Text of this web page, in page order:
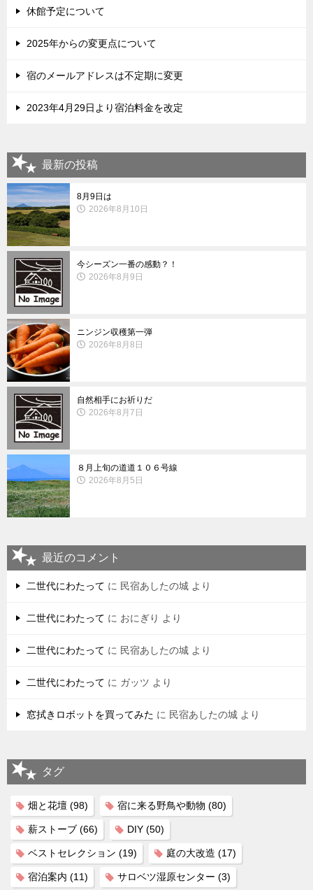
休館予定について
2025年からの変更点について
宿のメールアドレスは不定期に変更
2023年4月29日より宿泊料金を改定
最新の投稿
8月9日は
2026年8月10日
今シーズン一番の感動？！
2026年8月9日
ニンジン収穫第一弾
2026年8月8日
自然相手にお祈りだ
2026年8月7日
８月上旬の道道１０６号線
2026年8月5日
最近のコメント
二世代にわたって に 民宿あしたの城 より
二世代にわたって に おにぎり より
二世代にわたって に 民宿あしたの城 より
二世代にわたって に ガッツ より
窓拭きロボットを買ってみた に 民宿あしたの城 より
タグ
畑と花壇 (98) 宿に来る野鳥や動物 (80)
薪ストーブ (66) DIY (50)
ベストセレクション (19) 庭の大改造 (17)
宿泊案内 (11) サロベツ湿原センター (3)